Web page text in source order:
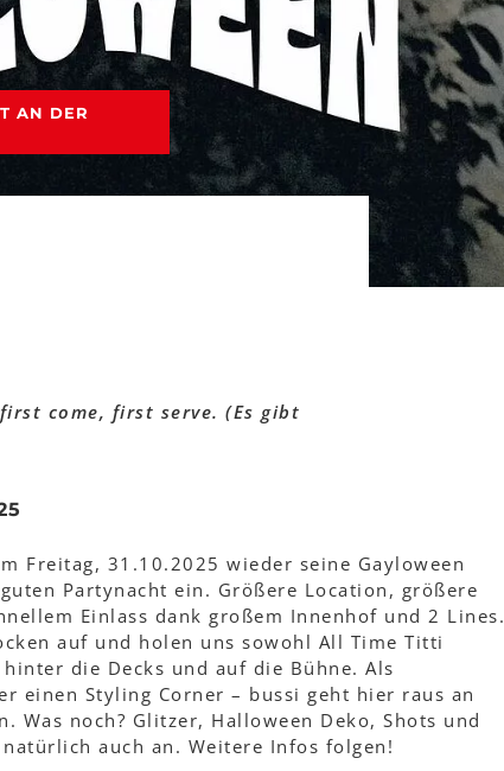
AN DER
first come, first serve. (Es gibt
Freitag, 31.10.2025 wieder seine Gayloween
Partynacht ein. Größere Location, größere
Einlass dank großem Innenhof und 2 Lines.
auf und holen uns sowohl All Time Titti
die Decks und auf die Bühne. Als
einen Styling Corner – bussi geht hier raus an
Was noch? Glitzer, Halloween Deko, Shots und
auch an. Weitere Infos folgen!